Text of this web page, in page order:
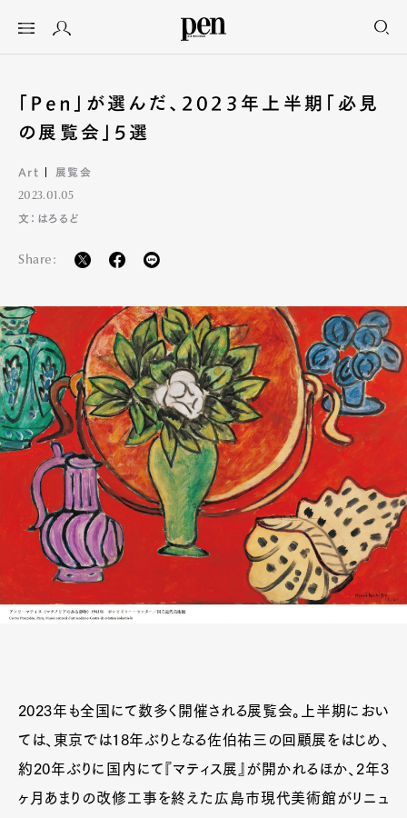
「Pen」が選んだ、2023年上半期「必見
の展覧会」5選
Art 展覧会
2023.01.05
文：はろるど
Share:
2023年も全国にて数多く開催される展覧会。上半期におい
ては、東京では18年ぶりとなる佐伯祐三の回顧展をはじめ、
約20年ぶりに国内にて『マティス展』が開かれるほか、2年3
ヶ月あまりの改修工事を終えた広島市現代美術館がリニュ